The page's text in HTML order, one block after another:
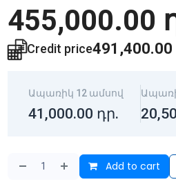
455,000.00
Credit price491,400.00
Ապառիկ 12 ամսով
41,000.00 դր.
Add to cart